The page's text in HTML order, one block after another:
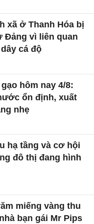
xã ở Thanh Hóa bị
Đảng vì liên quan
cá độ
hôm nay 4/8:
ổn định, xuất
nhẹ
hạ tầng và cơ hội
đô thị đang hình
miếng vàng thu
bạn gái Mr Pips